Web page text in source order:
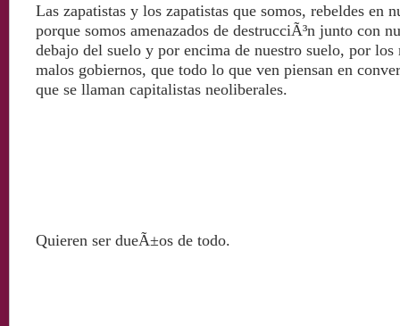
Las zapatistas y los zapatistas que somos, rebeldes en
porque somos amenazados de destrucciÃ³n junto con
debajo del suelo y por encima de nuestro suelo, por los
malos gobiernos, que todo lo que ven piensan en
que se llaman capitalistas neoliberales.
Quieren ser dueÃ±os de todo.